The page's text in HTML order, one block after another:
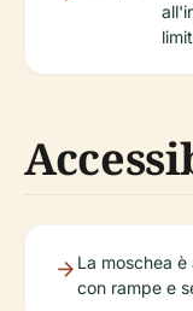
La moschea
con rampe e